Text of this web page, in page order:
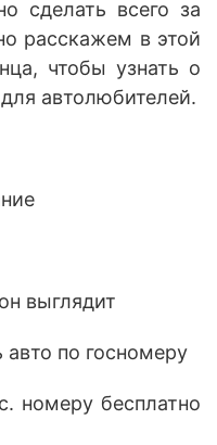
сделать всего за
расскажем в этой
чтобы узнать о
автолюбителей.
выглядит
по госномеру
номеру бесплатно